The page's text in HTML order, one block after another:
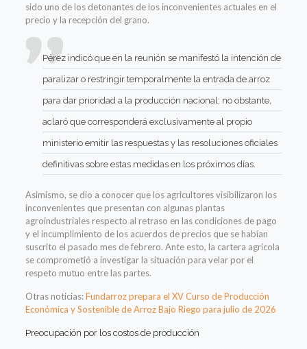
sido uno de los detonantes de los inconvenientes actuales en el
precio y la recepción del grano.
Pérez indicó que en la reunión se manifestó la intención de
paralizar o restringir temporalmente la entrada de arroz
para dar prioridad a la producción nacional; no obstante,
aclaró que corresponderá exclusivamente al propio
ministerio emitir las respuestas y las resoluciones oficiales
definitivas sobre estas medidas en los próximos días.
Asimismo, se dio a conocer que los agricultores visibilizaron los
inconvenientes que presentan con algunas plantas
agroindustriales respecto al retraso en las condiciones de pago
y el incumplimiento de los acuerdos de precios que se habían
suscrito el pasado mes de febrero. Ante esto, la cartera agrícola
se comprometió a investigar la situación para velar por el
respeto mutuo entre las partes.
Otras noticias:Fundarroz prepara el XV Curso de Producción
Económica y Sostenible de Arroz Bajo Riego para julio de 2026
Preocupación por los costos de producción